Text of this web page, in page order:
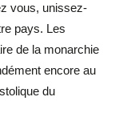
vous, unissez-
pays. Les
de la monarchie
encore au
du